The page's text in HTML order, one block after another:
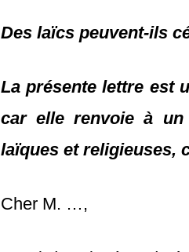
Des laïcs peuvent-ils
La présente lettre est
car elle renvoie à
laïques et religieuses,
Cher M. …,